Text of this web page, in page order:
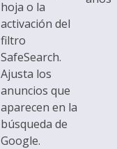
hoja o la
activación del
filtro
SafeSearch.
Ajusta los
anuncios que
aparecen en la
búsqueda de
Google.